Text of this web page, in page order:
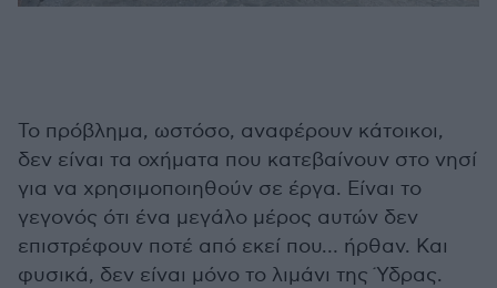
Το πρόβλημα, ωστόσο, αναφέρουν κάτοικοι,
δεν είναι τα οχήματα που κατεβαίνουν στο νησί
για να χρησιμοποιηθούν σε έργα. Είναι το
γεγονός ότι ένα μεγάλο μέρος αυτών δεν
επιστρέφουν ποτέ από εκεί που… ήρθαν. Και
φυσικά, δεν είναι μόνο το λιμάνι της Ύδρας.